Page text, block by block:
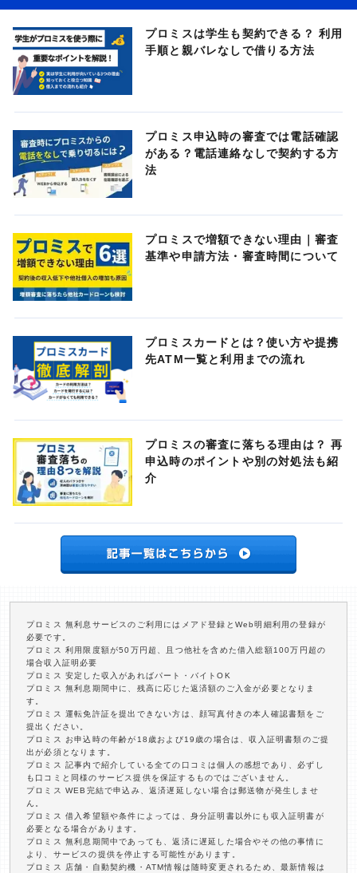
プロミスは学生も契約できる？ 利用
手順と親バレなしで借りる方法
プロミス申込時の審査では電話確認
がある？電話連絡なしで契約する方
法
プロミスで増額できない理由｜審査
基準や申請方法・審査時間について
プロミスカードとは？使い方や提携
先ATM一覧と利用までの流れ
プロミスの審査に落ちる理由は？ 再
申込時のポイントや別の対処法も紹
介
プロミス 無利息サービスのご利用にはメアド登録とWeb明細利用の登録が
必要です。
プロミス 利用限度額が50万円超、且つ他社を含めた借入総額100万円超の
場合収入証明必要
プロミス 安定した収入があればパート・バイトOK
プロミス 無利息期間中に、残高に応じた返済額のご入金が必要となりま
す。
プロミス 運転免許証を提出できない方は、顔写真付きの本人確認書類をご
提出ください。
プロミス お申込時の年齢が18歳および19歳の場合は、収入証明書類のご提
出が必須となります。
プロミス 記事内で紹介している全ての口コミは個人の感想であり、必ずし
も口コミと同様のサービス提供を保証するものではございません。
プロミス WEB完結で申込み、返済遅延しない場合は郵送物が発生しませ
ん。
プロミス 借入希望額や条件によっては、身分証明書以外にも収入証明書が
必要となる場合があります。
プロミス 無利息期間中であっても、返済に遅延した場合やその他の事情に
より、サービスの提供を停止する可能性があります。
プロミス 店舗・自動契約機・ATM情報は随時変更されるため、最新情報は